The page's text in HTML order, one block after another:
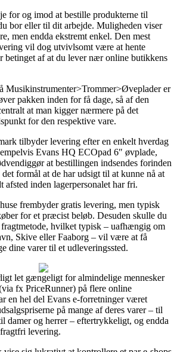
for og imod at bestille produkterne til
bor eller til dit arbejde. Muligheden viser
men endda ekstremt enkel. Den mest
vil dog utvivlsomt være at hente
betinget af at du lever nær online butikkens
Musikinstrumenter>Trommer>Øveplader er
pakken inden for få dage, så af den
at man kigger nærmere på det
for den respektive vare.
tilbyder levering efter en enkelt hverdag
Evans HQ ECOpad 6″ øvplade,
at bestillingen indsendes forinden
formål at de har udsigt til at kunne nå at
afsted inden lagerpersonalet har fri.
frembyder gratis levering, men typisk
for et præcist beløb. Desuden skulle du
hvilket typisk – uafhængig om
Skive eller Faaborg – vil være at få
dine varer til et udleveringssted.
let gængeligt for almindelige mennesker
fx PriceRunner) på flere online
en hel del Evans e-forretninger været
på mange af deres varer – til
damer og herrer – eftertrykkeligt, og endda
levering.